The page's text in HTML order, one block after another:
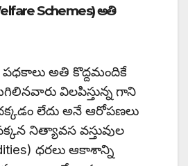
Schemes) అతి
పధకాలు అతి కొద్దమందికే
విలపిస్తున్న గాని
లేదు అనే ఆరోపణలు
నిత్యావస వస్తువుల
ధరలు ఆకాశాన్ని